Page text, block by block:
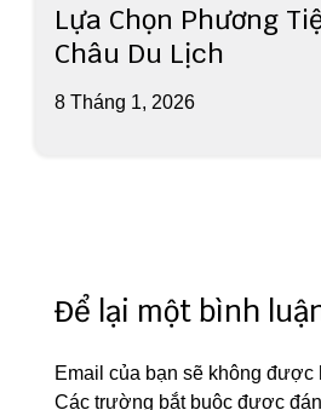
Lựa Chọn Phương
Châu Du Lịch
8 Tháng 1, 2026
Để lại một bình
Email của bạn sẽ không được
Các trường bắt buộc được